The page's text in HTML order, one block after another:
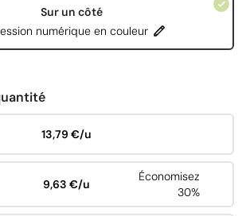
Sur un côté
numérique en couleur
13,79 €/u
9,63 €/u
Économisez
30%